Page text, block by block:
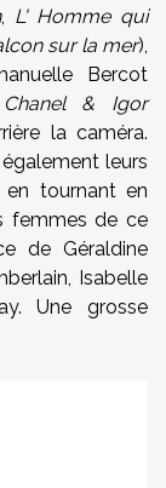
, L' Homme qui
sur la mer),
Bercot
& Igor
la caméra.
leurs
tournant en
femmes de ce
de Géraldine
Isabelle
Une grosse